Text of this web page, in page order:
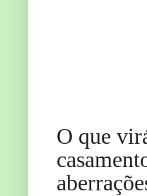
O que